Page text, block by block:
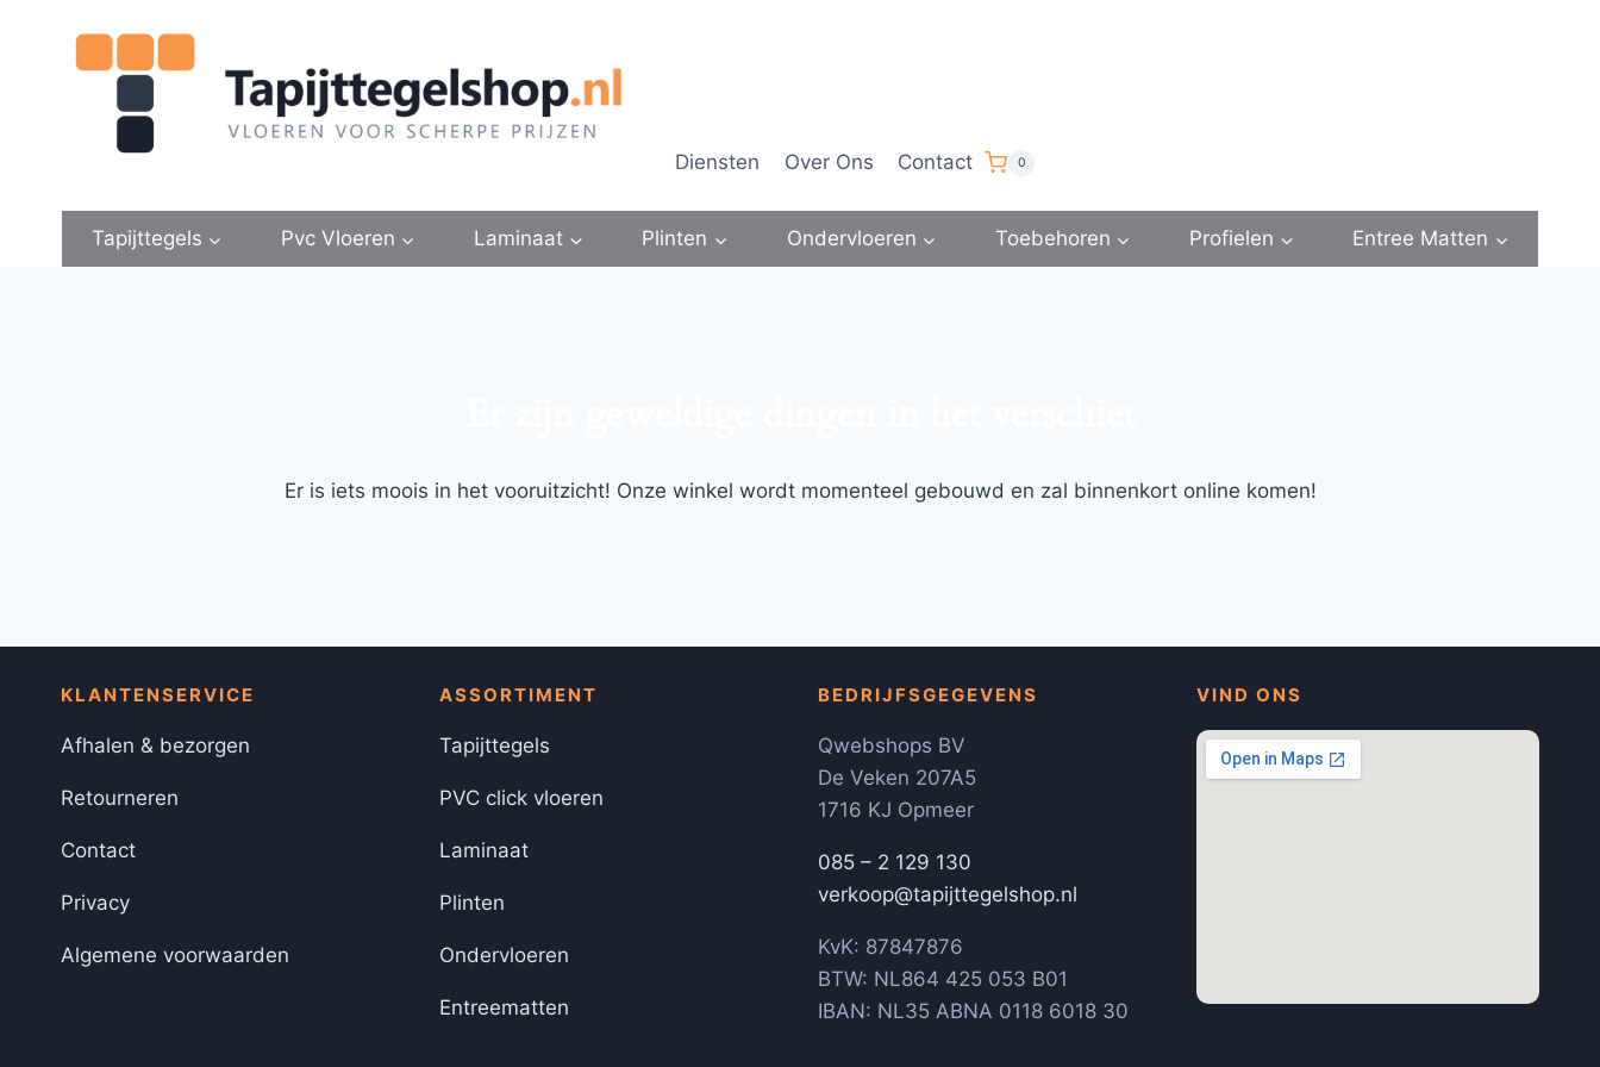
Diensten Over Ons Contact 0
Tapijttegels Pvc Vloeren Laminaat Plinten Ondervloeren Toebehoren Profielen Entree Matten
Er is iets moois in het vooruitzicht! Onze winkel wordt momenteel gebouwd en zal binnenkort online komen!
KLANTENSERVICE
Afhalen & bezorgen
Retourneren
Contact
Privacy
Algemene voorwaarden
ASSORTIMENT
Tapijttegels
PVC click vloeren
Laminaat
Plinten
Ondervloeren
Entreematten
BEDRIJFSGEGEVENS
Qwebshops BV
De Veken 207A5
1716 KJ Opmeer
085 – 2 129 130
verkoop@tapijttegelshop.nl
KvK: 87847876
BTW: NL864 425 053 B01
IBAN: NL35 ABNA 0118 6018 30
VIND ONS